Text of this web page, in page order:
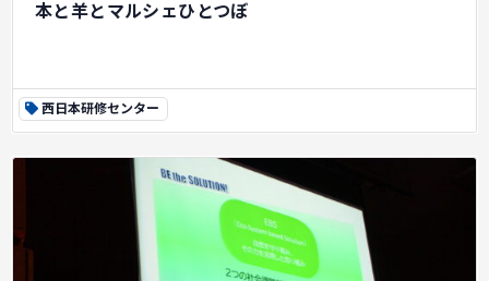
本と羊とマルシェひとつぼ
西日本研修センター